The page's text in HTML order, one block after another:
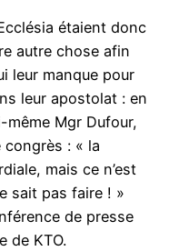
étaient donc
autre chose afin
leur manque pour
leur apostolat : en
Mgr Dufour,
: « la
mais ce n’est
sait pas faire ! »
de presse
de KTO.